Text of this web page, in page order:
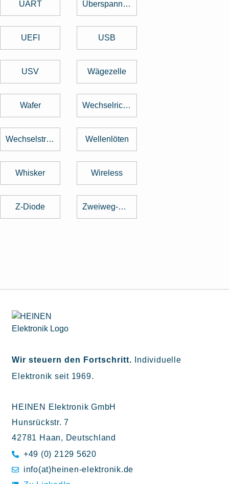
UART Überspannungsschutz
UEFI USB
USV Wägezelle
Wafer Wechselrichter
Wechselstrom Wellenlöten
Whisker Wireless
Z-Diode Zweiweg-Gleichrichter
Wir steuern den Fortschritt.
Individuelle
Elektronik seit 1969.
HEINEN Elektronik GmbH
Hunsrückstr. 7
42781 Haan, Deutschland
+49 (0) 2129 5620
info(at)heinen-elektronik.de